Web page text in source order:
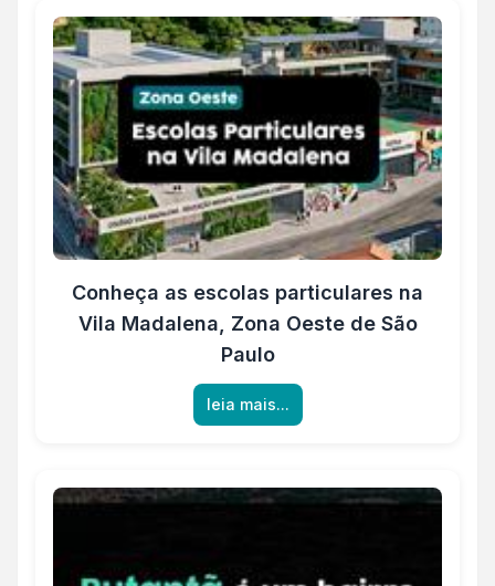
Conheça as escolas particulares na
Vila Madalena, Zona Oeste de São
Paulo
leia mais...